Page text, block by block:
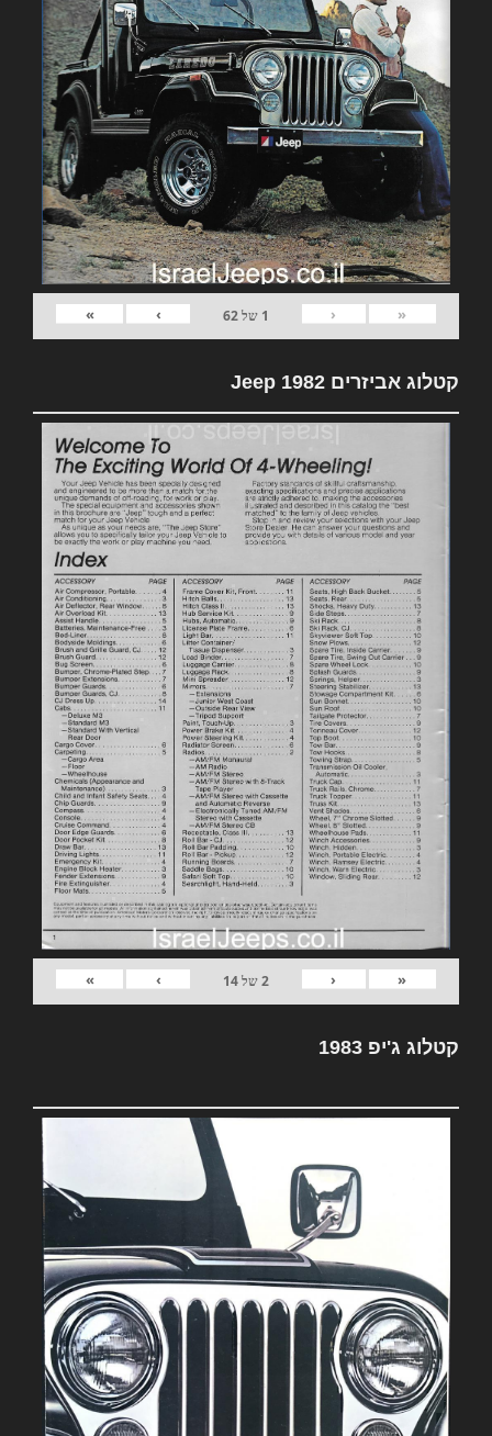
«
‹
1 של62
›
»
קטלוג אביזרים 1982 Jeep
«
‹
2של14
›
»
קטלוג ג'יפ 1983